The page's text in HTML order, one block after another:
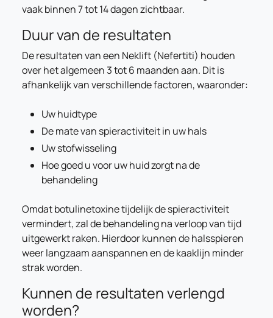
vaak binnen 7 tot 14 dagen zichtbaar.
Duur van de resultaten
De resultaten van een Neklift (Nefertiti) houden
over het algemeen 3 tot 6 maanden aan. Dit is
afhankelijk van verschillende factoren, waaronder:
Uw huidtype
De mate van spieractiviteit in uw hals
Uw stofwisseling
Hoe goed u voor uw huid zorgt na de
behandeling
Omdat botulinetoxine tijdelijk de spieractiviteit
vermindert, zal de behandeling na verloop van tijd
uitgewerkt raken. Hierdoor kunnen de halsspieren
weer langzaam aanspannen en de kaaklijn minder
strak worden.
Kunnen de resultaten verlengd
worden?